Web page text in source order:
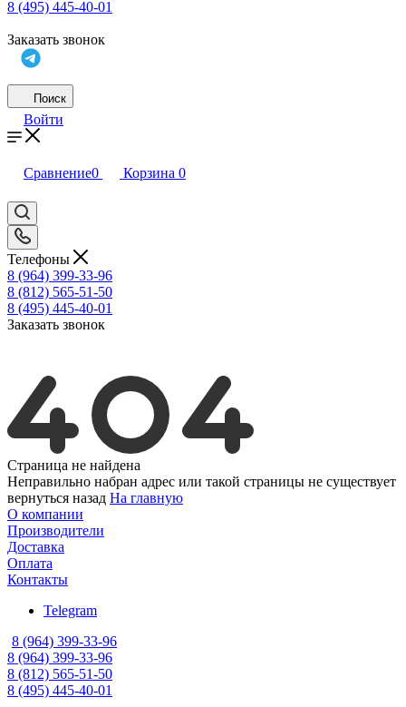
8 (495) 445-40-01
Заказать звонок
Поиск
Войти
Сравнение0 Корзина 0
Телефоны
8 (964) 399-33-96
8 (812) 565-51-50
8 (495) 445-40-01
Заказать звонок
Страница не найдена
Неправильно набран адрес или такой страницы не существует
вернуться назад На главную
О компании
Производители
Доставка
Оплата
Контакты
Telegram
8 (964) 399-33-96
8 (964) 399-33-96
8 (812) 565-51-50
8 (495) 445-40-01